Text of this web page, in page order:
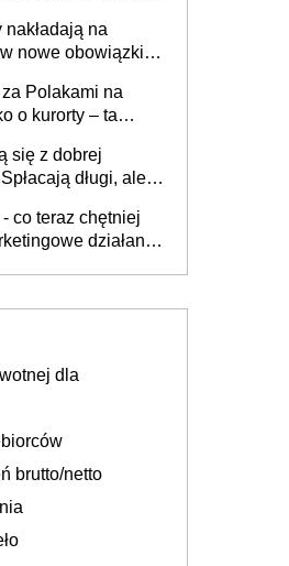
na
nowe obowiązki w
Polakami na
o kurorty – ta
po cichu
się z dobrej
długi, ale
co teraz chętniej
działania
dla
brutto/netto